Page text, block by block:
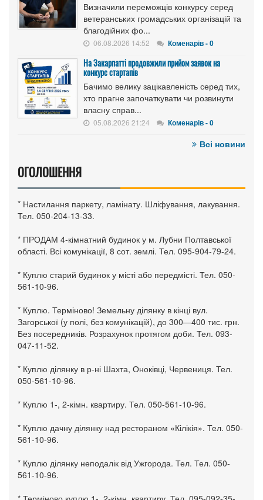
Визначили переможців конкурсу серед
ветеранських громадських організацій та
благодійних фо...
06.08.2026 14:52 Коменарів - 0
На Закарпатті продовжили прийом заявок на
конкурс стартапів
Бачимо велику зацікавленість серед тих,
хто прагне започаткувати чи розвинути
власну справ...
05.08.2026 21:24 Коменарів - 0
Всі новини
ОГОЛОШЕННЯ
* Настилання паркету, ламінату. Шліфування, лакування.
Тел. 050-204-13-33.
* ПРОДАМ 4-кімнатний будинок у м. Лубни Полтавської
області. Всі комунікації, 8 сот. землі. Тел. 095-904-79-24.
* Куплю старий будинок у місті або передмісті. Тел. 050-
561-10-96.
* Куплю. Терміново! Земельну ділянку в кінці вул.
Загорської (у полі, без комунікацій), до 300—400 тис. грн.
Без посередників. Розрахунок протягом доби. Тел. 093-
047-11-52.
* Куплю ділянку в р-ні Шахта, Оноківці, Червениця. Тел.
050-561-10-96.
* Куплю 1-, 2-кімн. квартиру. Тел. 050-561-10-96.
* Куплю дачну ділянку над рестораном «Кілікія». Тел. 050-
561-10-96.
* Куплю ділянку неподалік від Ужгорода. Тел. Тел. 050-
561-10-96.